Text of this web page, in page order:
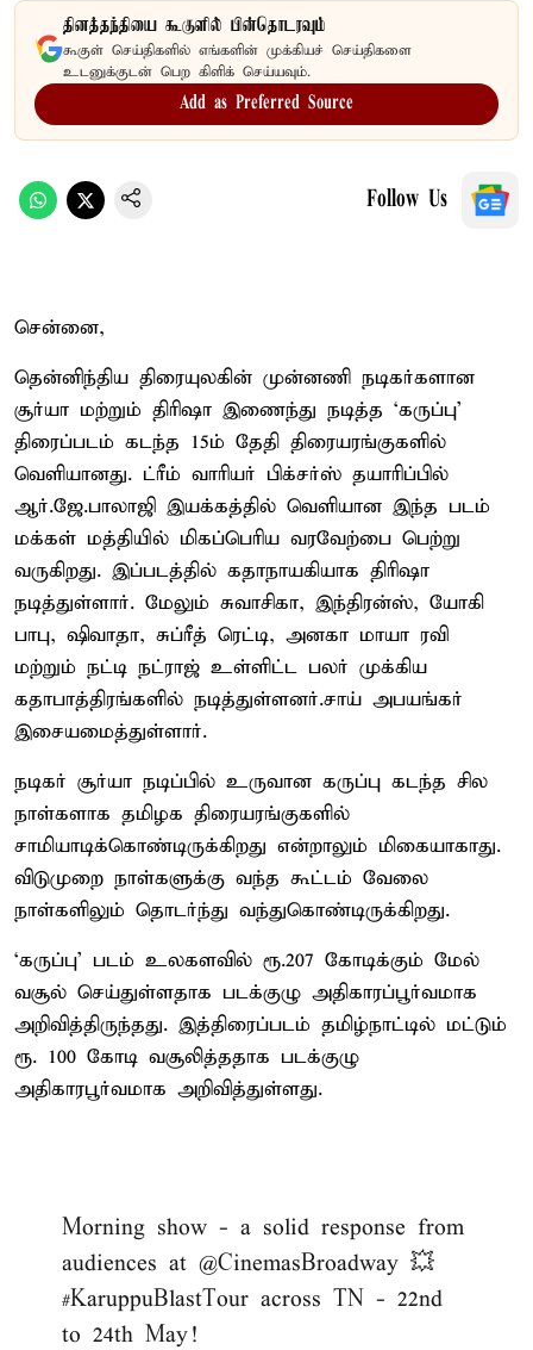
தினத்தந்தியை கூகுளில் பின்தொடரவும்
கூகுள் செய்திகளில் எங்களின் முக்கியச் செய்திகளை
உடனுக்குடன் பெற கிளிக் செய்யவும்.
Add as Preferred Source
Follow Us
சென்னை,
தென்னிந்திய திரையுலகின் முன்னணி நடிகர்களான
சூர்யா மற்றும் திரிஷா இணைந்து நடித்த ‘கருப்பு’
திரைப்படம் கடந்த 15ம் தேதி திரையரங்குகளில்
வெளியானது. ட்ரீம் வாரியர் பிக்சர்ஸ் தயாரிப்பில்
ஆர்.ஜே.பாலாஜி இயக்கத்தில் வெளியான இந்த படம்
மக்கள் மத்தியில் மிகப்பெரிய வரவேற்பை பெற்று
வருகிறது. இப்படத்தில் கதாநாயகியாக திரிஷா
நடித்துள்ளார். மேலும் சுவாசிகா, இந்திரன்ஸ், யோகி
பாபு, ஷிவாதா, சுப்ரீத் ரெட்டி, அனகா மாயா ரவி
மற்றும் நட்டி நட்ராஜ் உள்ளிட்ட பலர் முக்கிய
கதாபாத்திரங்களில் நடித்துள்ளனர்.சாய் அபயங்கர்
இசையமைத்துள்ளார்.
நடிகர் சூர்யா நடிப்பில் உருவான கருப்பு கடந்த சில
நாள்களாக தமிழக திரையரங்குகளில்
சாமியாடிக்கொண்டிருக்கிறது என்றாலும் மிகையாகாது.
விடுமுறை நாள்களுக்கு வந்த கூட்டம் வேலை
நாள்களிலும் தொடர்ந்து வந்துகொண்டிருக்கிறது.
‘கருப்பு’ படம் உலகளவில் ரூ.207 கோடிக்கும் மேல்
வசூல் செய்துள்ளதாக படக்குழு அதிகாரப்பூர்வமாக
அறிவித்திருந்தது. இத்திரைப்படம் தமிழ்நாட்டில் மட்டும்
ரூ. 100 கோடி வசூலித்ததாக படக்குழு
அதிகாரபூர்வமாக அறிவித்துள்ளது.
Morning show - a solid response from
audiences at @CinemasBroadway 💥
#KaruppuBlastTour across TN - 22nd
to 24th May!